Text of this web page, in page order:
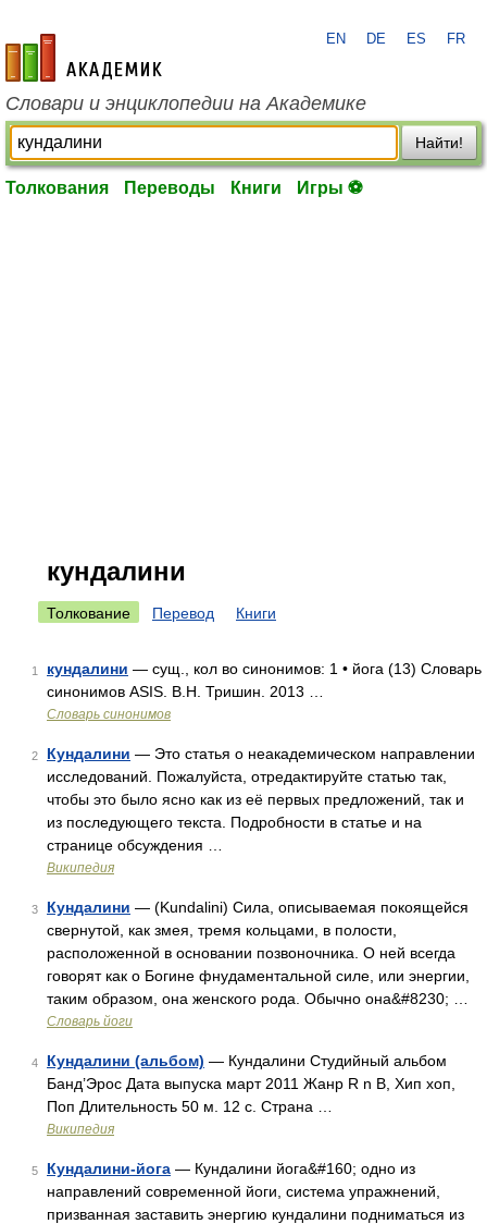
academic.ru
EN DE ES FR
Словари и энциклопедии на Академике
Найти!
Толкования Переводы Книги Игры ⚽
кундалини
Толкование Перевод Книги
1 кундалини — сущ., кол во синонимов: 1 • йога (13) Словарь
синонимов ASIS. В.Н. Тришин. 2013 …
Словарь синонимов
2 Кундалини — Это статья о неакадемическом направлении
исследований. Пожалуйста, отредактируйте статью так,
чтобы это было ясно как из её первых предложений, так и
из последующего текста. Подробности в статье и на
странице обсуждения …
Википедия
3 Кундалини — (Kundalini) Сила, описываемая покоящейся
свернутой, как змея, тремя кольцами, в полости,
расположенной в основании позвоночника. О ней всегда
говорят как о Богине фнудаментальной силе, или энергии,
таким образом, она женского рода. Обычно она&#8230; …
Словарь йоги
4 Кундалини (альбом) — Кундалини Студийный альбом
Банд’Эрос Дата выпуска март 2011 Жанр R n B, Хип хоп,
Поп Длительность 50 м. 12 с. Страна …
Википедия
5 Кундалини-йога — Кундалини йога&#160; одно из
направлений современной йоги, система упражнений,
призванная заставить энергию кундалини подниматься из